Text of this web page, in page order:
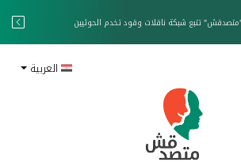
تتبع شبكة ناقلات وقود تخدم الحوثيين
العربية